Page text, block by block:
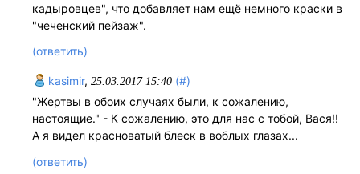
кадыровцев", что добавляет нам ещё немного краски в
"чеченский пейзаж".
(ответить)
kasimir, 25.03.2017 15:40 (#)
"Жертвы в обоих случаях были, к сожалению,
настоящие." - К сожалению, это для нас с тобой, Вася!!
А я видел красноватый блеск в воблых глазах...
(ответить)